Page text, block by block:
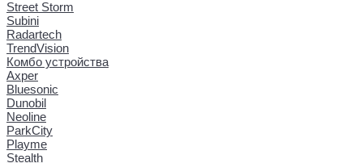
Street Storm
Subini
Radartech
TrendVision
Комбо устройства
Axper
Bluesonic
Dunobil
Neoline
ParkCity
Playme
Stealth